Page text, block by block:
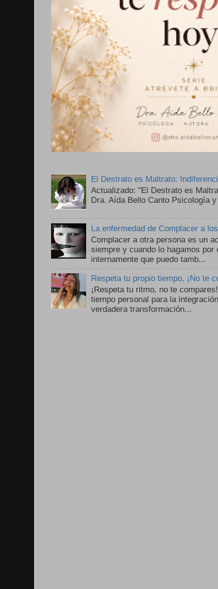
El Destrato es Maltrato:
Actualizado: "El Destrato es
Dra. Aída Bello Canto Psicología
La enfermedad de Complacer a
Complacer a otra persona es un
siempre y cuando lo hagamos por
internamente que puedo tamb...
Respeta tu propio tiempo, ¡No te
¡Respeta tu ritmo, no te
tiempo personal para la
verdadera transformación...